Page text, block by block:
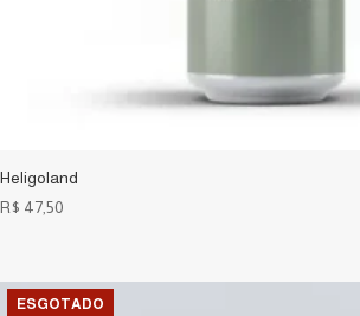
Heligoland
R$ 47,50
ESGOTADO